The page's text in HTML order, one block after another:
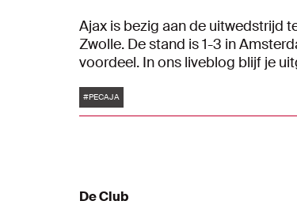
Ajax is bezig aan de uitwedstrijd
Zwolle. De stand is 1-3 in
voordeel. In ons liveblog blijf je
Tags
#PECAJA
De Club